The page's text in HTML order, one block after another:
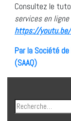
Consultez le
services en ligne
https://youtu.be/
Par la Société
(SAAQ)